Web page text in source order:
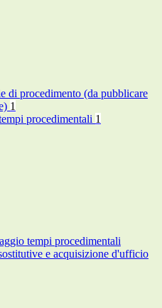
di procedimento (da pubblicare
1
procedimentali 1
tempi procedimentali
e acquisizione d'ufficio